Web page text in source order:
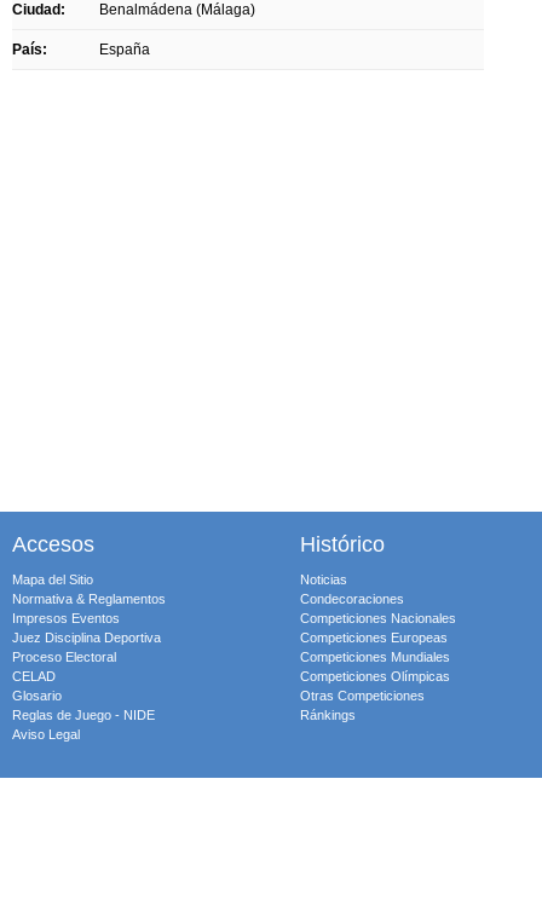
Ciudad: Benalmádena (Málaga)
País: España
Accesos
Mapa del Sitio
Normativa & Reglamentos
Impresos Eventos
Juez Disciplina Deportiva
Proceso Electoral
CELAD
Glosario
Reglas de Juego - NIDE
Aviso Legal
Histórico
Noticias
Condecoraciones
Competiciones Nacionales
Competiciones Europeas
Competiciones Mundiales
Competiciones Olímpicas
Otras Competiciones
Ránkings